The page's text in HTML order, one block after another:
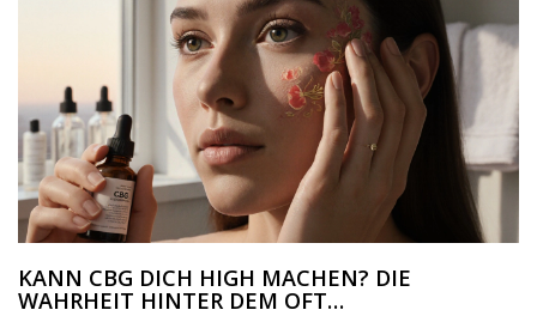
KANN CBG DICH HIGH MACHEN? DIE
WAHRHEIT HINTER DEM OFT